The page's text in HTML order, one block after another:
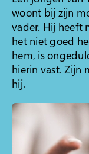
Over
Wat
woont bij zijn
vader. Hij heeft
het niet goed
hem, is
hierin vast. Zijn
hij.